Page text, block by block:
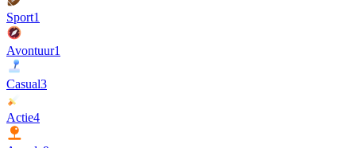
Sport1
Avontuur1
Casual3
Actie4